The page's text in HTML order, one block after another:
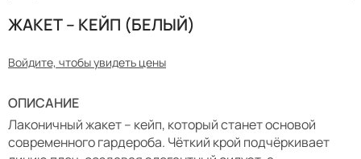
ЖАКЕТ – КЕЙП (БЕЛЫЙ)
Войдите, чтобы увидеть цены
ОПИСАНИЕ
Лаконичный жакет – кейп, который станет основой
современного гардероба. Чёткий крой подчёркивает